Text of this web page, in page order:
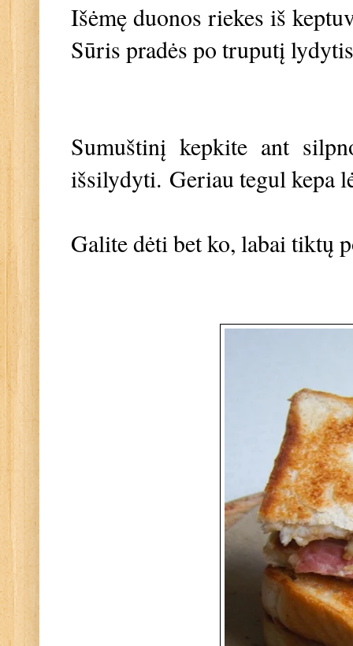
Išėmę duonos riekes iš
Sūris pradės po truputį
Sumuštinį kepkite ant
išsilydyti. Geriau tegul kepa
Galite dėti bet ko, labai tiktų